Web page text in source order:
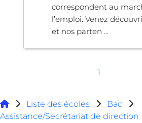
correspondent au
l’emploi. Venez
et nos parten ...
1
Liste des écoles
Bac
Assistance/Secrétariat de direction